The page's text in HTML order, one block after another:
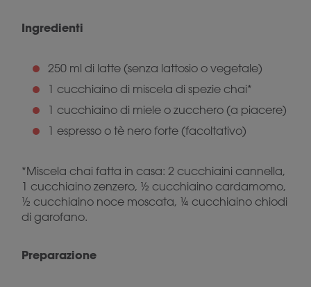
Ingredienti
250 ml di latte (senza lattosio o vegetale)
1 cucchiaino di miscela di spezie chai*
1 cucchiaino di miele o zucchero (a piacere)
1 espresso o tè nero forte (facoltativo)
*Miscela chai fatta in casa: 2 cucchiaini cannella,
1 cucchiaino zenzero, ½ cucchiaino cardamomo,
½ cucchiaino noce moscata, ¼ cucchiaino chiodi
di garofano.
Preparazione